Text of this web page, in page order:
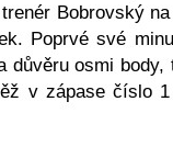
Bobrovský
Poprvé své
důvěru osmi
v zápase číslo